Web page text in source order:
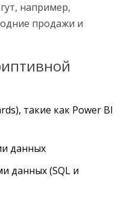
например,
продажи и
такие как Power BI
данных
данных (SQL и